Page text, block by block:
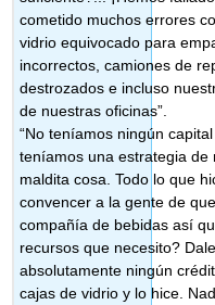
cometido muchos errores
vidrio equivocado para
incorrectos, camiones de
destrozados e incluso
de nuestras oficinas”.
“No teníamos ningún
teníamos una estrategia de
maldita cosa. Todo lo que
convencer a la gente de
compañía de bebidas así
recursos que necesito?
absolutamente ningún
cajas de vidrio y lo hice.